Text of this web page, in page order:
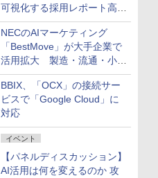
可視化する採用レポート高速
化サービスを提供
NECのAIマーケティング
「BestMove」が大手企業で
活用拡大 製造・流通・小売
企業・広告代理店などが実装
フェーズへ
BBIX、「OCX」の接続サー
ビスで「Google Cloud」に
対応
イベント
【パネルディスカッション】
AI活用は何を変えるのか 攻